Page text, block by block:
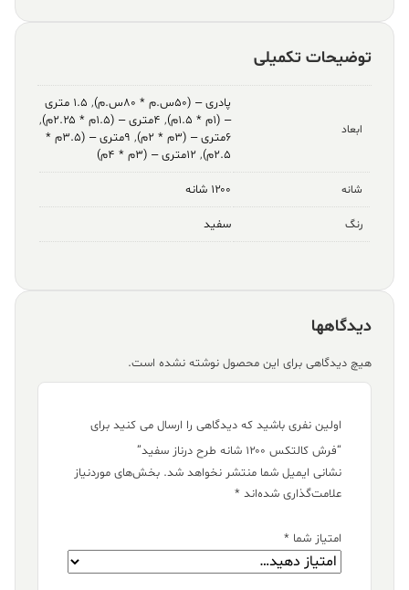
توضیحات تکمیلی
ابعاد
پادری – (۵۰س.م * ۸۰س.م) ,
۱.۵ متری
– (۱م * ۱.۵م)
, ۴متری – (۱.۵م * ۲.۲۵م)
,
۶متری – (۳م * ۲م)
,
۹متری – (۳.۵م *
۲.۵م)
, ۱۲متری – (۳م * ۴م)
شانه ۱۲۰۰ شانه
رنگ سفید
دیدگاهها
هیچ دیدگاهی برای این محصول نوشته نشده است.
اولین نفری باشید که دیدگاهی را ارسال می کنید برای
“فرش کالتکس ۱۲۰۰ شانه طرح درناز سفید”
نشانی ایمیل شما منتشر نخواهد شد. بخش‌های موردنیاز
علامت‌گذاری شده‌اند *
امتیاز شما *